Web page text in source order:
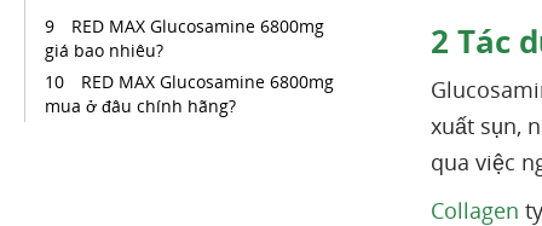
RED MAX Glucosamine 6800mg
giá bao nhiêu?
RED MAX Glucosamine 6800mg
mua ở đâu chính hãng?
2 Tác
xuất sụn,
qua việc
Collagen